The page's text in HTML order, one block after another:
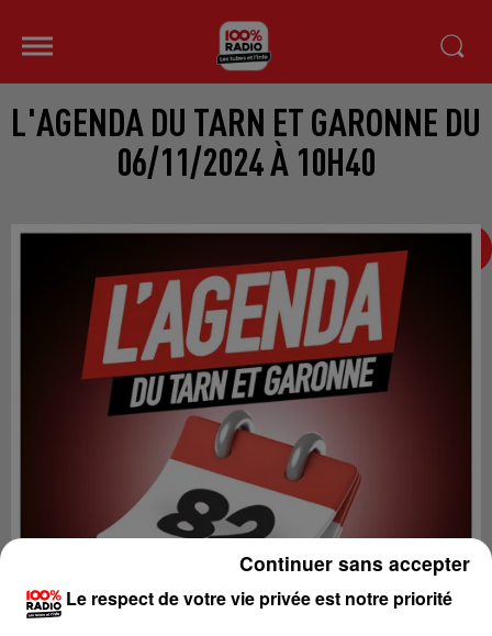
L'AGENDA DU TARN ET GARONNE DU
06/11/2024 À 10H40
Le respect de votre vie privée est notre priorité
Continuer sans accepter